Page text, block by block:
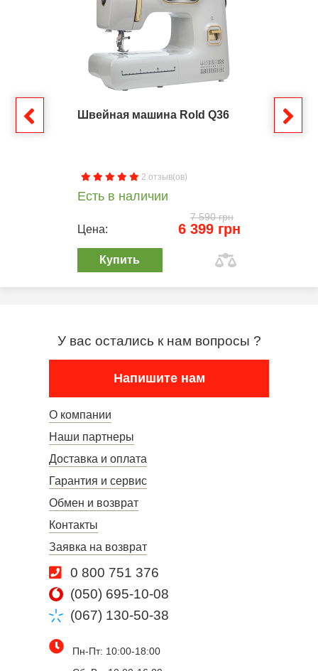
Швейная машина Rold Q36
2 отзыв(ов)
Есть в наличии
7 590 грн
Цена: 6 399 грн
Купить
У вас остались к нам вопросы ?
Напишите нам
О компании
Наши партнеры
Доставка и оплата
Гарантия и сервис
Обмен и возврат
Контакты
Заявка на возврат
0 800 751 376
(050) 695-10-08
(067) 130-50-38
Пн-Пт: 10:00-18:00